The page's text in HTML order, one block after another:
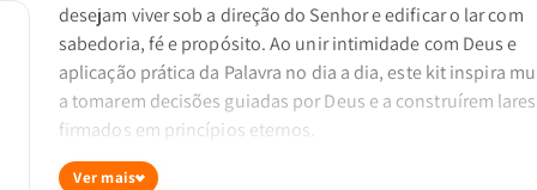
desejam viver sob a direção do Senhor e edificar o lar com
sabedoria, fé e propósito. Ao unir intimidade com Deus e
aplicação prática da Palavra no dia a dia, este kit inspira
a tomarem decisões guiadas por Deus e a construírem lares
firmados em princípios eternos.
Ver mais